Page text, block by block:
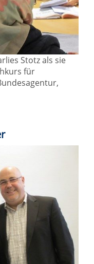
Stotz als sie
für